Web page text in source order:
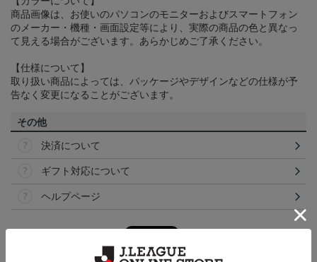
商品画像は、お使いのパソコンのモニターおよびスマートフォン
のメーカー・機種・画面設定等により、実際の商品の色と異なっ
て見える場合がございます。あらかじめご了承ください。
【仕様について】
取り扱い商品によっては、パッケージやデザインなどの仕様が予
告なく変更になることがございます。
その他
決済について
ギフト対応について
ヘルプページ